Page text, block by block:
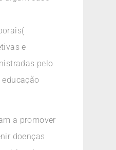
e
pelo
a promover
doenças